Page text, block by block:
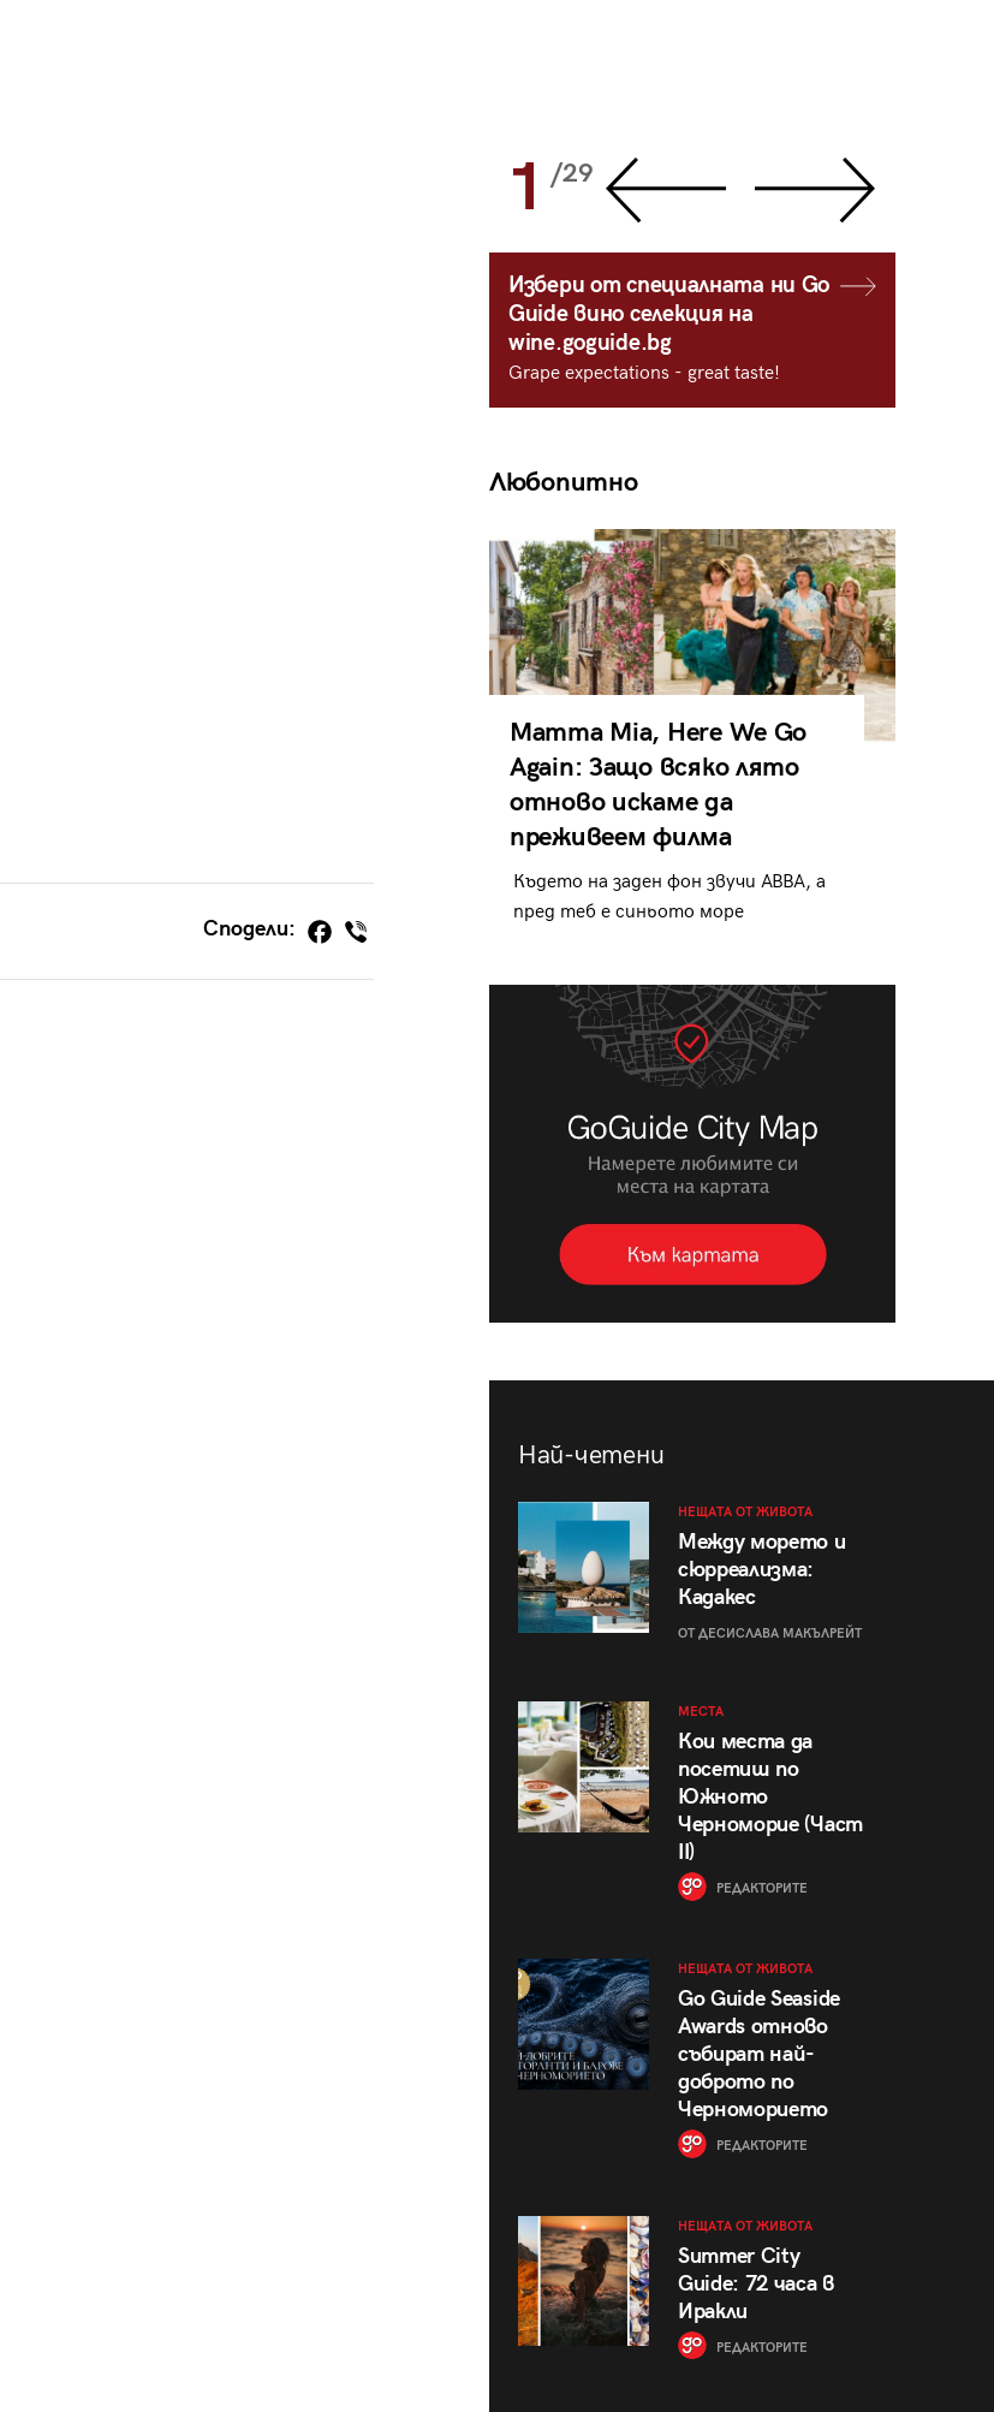
Сподели:
1 /29
Избери от специалната ни Go
Guide вино селекция на
wine.goguide.bg
Grape expectations - great taste!
Любопитно
Mamma Mia, Here We Go
Again: Защо всяко лято
отново искаме да
преживеем филма
Където на заден фон звучи ABBA, а
пред теб е синьото море
Най-четени
НЕЩАТА ОТ ЖИВОТА
Между морето и
сюрреализма:
Кадакес
ОТ ДЕСИСЛАВА МАКЪЛРЕЙТ
МЕСТА
Кои места да
посетиш по
Южното
Черноморие (Част
II)
РЕДАКТОРИТЕ
НЕЩАТА ОТ ЖИВОТА
Go Guide Seaside
Awards отново
събират най-
доброто по
Черноморието
РЕДАКТОРИТЕ
НЕЩАТА ОТ ЖИВОТА
Summer City
Guide: 72 часа в
Иракли
РЕДАКТОРИТЕ